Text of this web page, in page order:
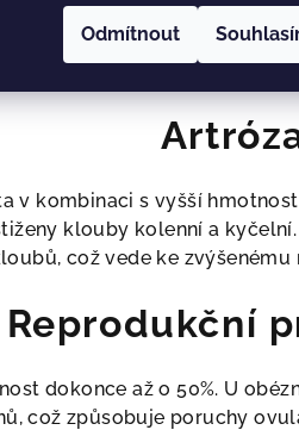
Odmítnout
špatného stravování a
U mužů se často
rakovina prsu a
v kombinaci s vyšší
klouby kolenní a
což vede ke zvýšenému
Reprodukční
dokonce až o 50%. U
což způsobuje poruchy